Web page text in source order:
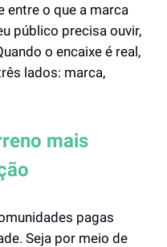
entre o que a marca
público precisa ouvir,
o encaixe é real,
lados: marca,
mais
pagas
Seja por meio de